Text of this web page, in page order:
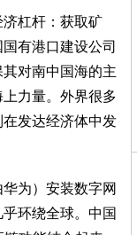
杠杆：获取矿
有港口建设公司
对南中国海的主
力量。外界很多
发达经济体中发
为）安装数字网
环绕全球。中国